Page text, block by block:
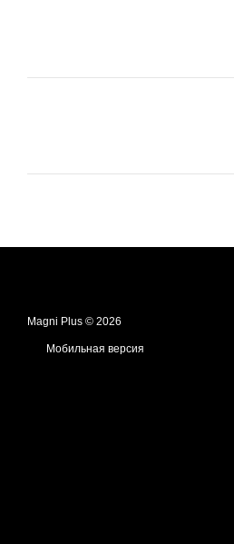
Magni Plus © 2026
Мобильная версия